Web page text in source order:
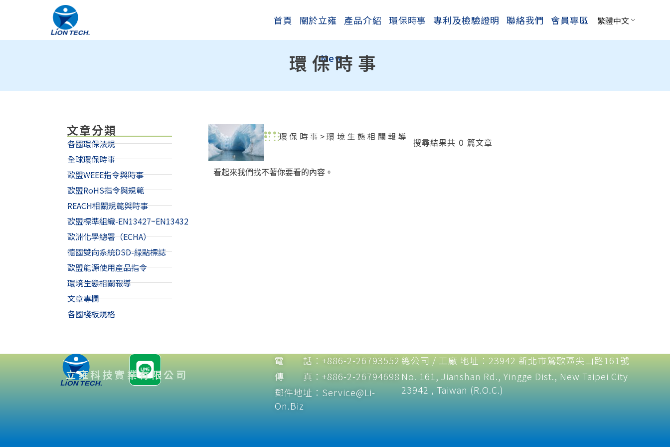
首頁 關於立雍 產品介紹 環保時事 專利及檢驗證明 聯絡我們 會員專區 繁體中文
News
環保時事
文章分類
各國環保法規
全球環保時事
歐盟WEEE指令與時事
歐盟RoHS指令與規範
REACH相關規範與時事
歐盟標準組織-EN13427~EN13432
歐洲化學總署（ECHA）
德國雙向系統DSD-緑點標誌
歐盟能源使用產品指令
環境生態相關報導
文章專欄
各國棧板規格
環保時事 >環境生態相關報導
搜尋結果共 0 篇文章
看起來我們找不著你要看的內容。
立雍科技實業有限公司
電 話：+886-2-26793552
傳 真：+886-2-26794698
郵件地址：Service@Li-
On.Biz
總公司 / 工廠 地址：23942 新北市鶯歌區尖山路161號
No. 161, Jianshan Rd., Yingge Dist., New Taipei City
23942 , Taiwan (R.O.C.)​